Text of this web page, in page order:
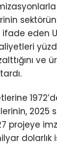
eden
ve
2025
projeye
dolarlık